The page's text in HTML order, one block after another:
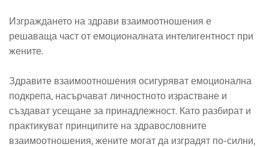
Изграждането на здрави взаимоотношения е
решаваща част от емоционалната интелигентност при
жените.
Здравите взаимоотношения осигуряват емоционална
подкрепа, насърчават личностното израстване и
създават усещане за принадлежност. Като разбират и
практикуват принципите на здравословните
взаимоотношения, жените могат да изградят по-силни,